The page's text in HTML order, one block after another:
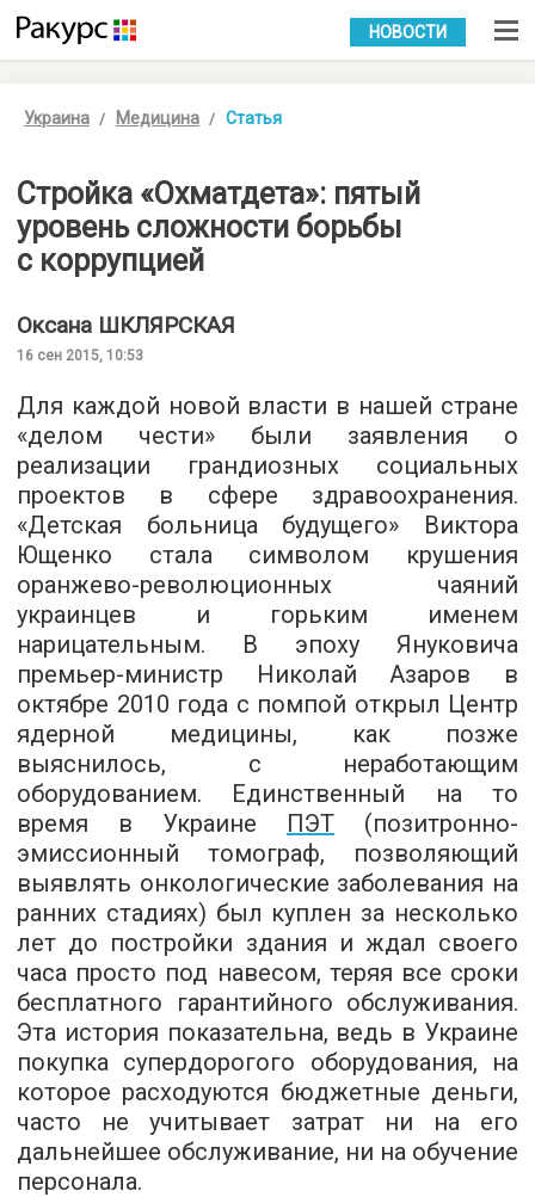
УКР РУС
НОВОСТИ
Украина Медицина Статья
Стройка «Охматдета»: пятый
уровень сложности борьбы
с коррупцией
Оксана ШКЛЯРСКАЯ
16 сен 2015, 10:53
Для каждой новой власти в нашей стране
«делом чести» были заявления о
реализации грандиозных социальных
проектов в сфере здравоохранения.
«Детская больница будущего» Виктора
Ющенко стала символом крушения
оранжево-революционных чаяний
украинцев и горьким именем
нарицательным. В эпоху Януковича
премьер-министр Николай Азаров в
октябре 2010 года с помпой открыл Центр
ядерной медицины, как позже
выяснилось, с неработающим
оборудованием. Единственный на то
время в Украине ПЭТ (позитронно-
эмиссионный томограф, позволяющий
выявлять онкологические заболевания на
ранних стадиях) был куплен за несколько
лет до постройки здания и ждал своего
часа просто под навесом, теряя все сроки
бесплатного гарантийного обслуживания.
Эта история показательна, ведь в Украине
покупка супердорогого оборудования, на
которое расходуются бюджетные деньги,
часто не учитывает затрат ни на его
дальнейшее обслуживание, ни на обучение
персонала.